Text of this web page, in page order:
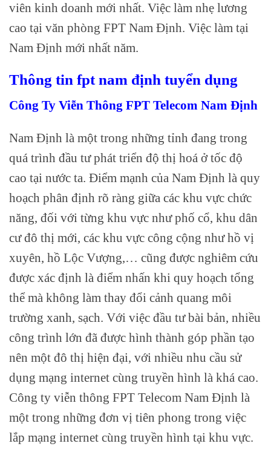
viên kinh doanh mới nhất. Việc làm nhẹ lương
cao tại văn phòng FPT Nam Định. Việc làm tại
Nam Định mới nhất năm.
Thông tin fpt nam định tuyển dụng
Công Ty Viễn Thông FPT Telecom Nam Định
Nam Định là một trong những tỉnh đang trong
quá trình đầu tư phát triển độ thị hoá ở tốc độ
cao tại nước ta. Điểm mạnh của Nam Định là quy
hoạch phân định rõ ràng giữa các khu vực chức
năng, đối với từng khu vực như phố cổ, khu dân
cư đô thị mới, các khu vực công cộng như hồ vị
xuyên, hồ Lộc Vượng,… cũng được nghiêm cứu
được xác định là điểm nhấn khi quy hoạch tổng
thể mà không làm thay đổi cảnh quang môi
trường xanh, sạch. Với việc đầu tư bài bản, nhiều
công trình lớn đã được hình thành góp phần tạo
nên một đô thị hiện đại, với nhiều nhu cầu sử
dụng mạng internet cùng truyền hình là khá cao.
Công ty viễn thông FPT Telecom Nam Định là
một trong những đơn vị tiên phong trong việc
lắp mạng internet cùng truyền hình tại khu vực.